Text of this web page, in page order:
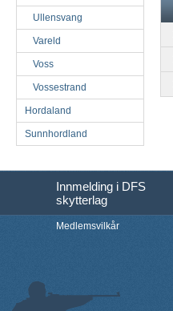
Ullensvang
Vareld
Voss
Vossestrand
Hordaland
Sunnhordland
Innmelding i DFS
skytterlag
Medlemsvilkår